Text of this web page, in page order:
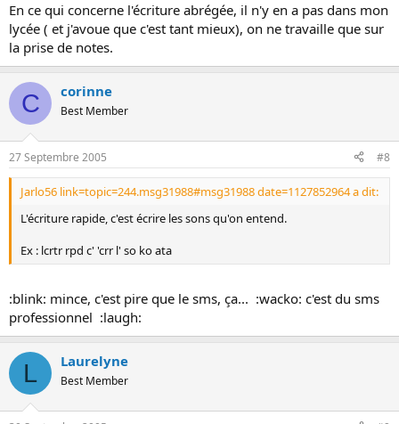
En ce qui concerne l'écriture abrégée, il n'y en a pas dans mon
lycée ( et j'avoue que c'est tant mieux), on ne travaille que sur
la prise de notes.
C corinne
Best Member
27 Septembre 2005 #8
Jarlo56 link=topic=244.msg31988#msg31988 date=1127852964 a dit:
L'écriture rapide, c'est écrire les sons qu'on entend.
Ex : lcrtr rpd c' 'crr l' so ko ata
:blink: mince, c'est pire que le sms, ça... :wacko: c'est du sms
professionnel :laugh:
L Laurelyne
Best Member